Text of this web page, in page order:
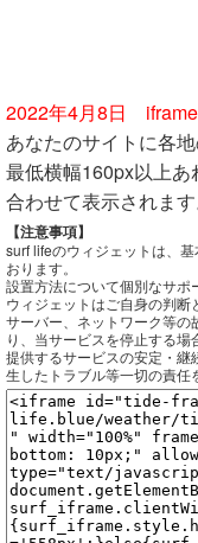
2022年4月8日 iframe
あなたのサイトに各
最低横幅160px以上
合わせて表示されます
【注意事項】
surf lifeのウィジェットは、
おります。
設置方法について個別なサポ
ウィジェットはご自身の判断
サーバー、ネットワーク等の
り、当サービスを停止する場
提供するサービスの安定・継
生したトラブル等一切の責任